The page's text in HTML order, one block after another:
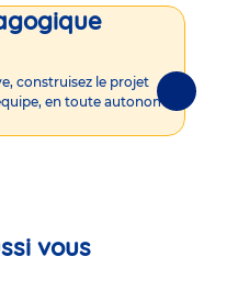
construisez le projet
en toute autonomie !
vous